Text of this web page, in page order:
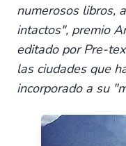
numerosos libros,
intactos", premio
editado por Pre-
las ciudades que
incorporado a su